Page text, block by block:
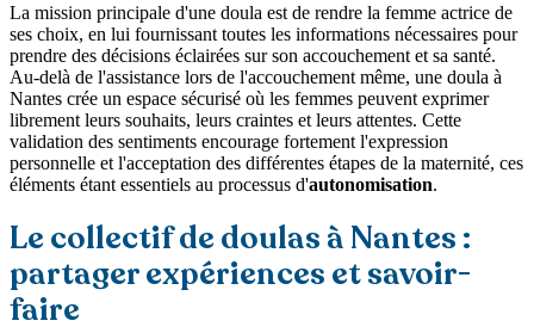
La mission principale d'une doula est de rendre la femme actrice de
ses choix, en lui fournissant toutes les informations nécessaires pour
prendre des décisions éclairées sur son accouchement et sa santé.
Au-delà de l'assistance lors de l'accouchement même, une doula à
Nantes crée un espace sécurisé où les femmes peuvent exprimer
librement leurs souhaits, leurs craintes et leurs attentes. Cette
validation des sentiments encourage fortement l'expression
personnelle et l'acceptation des différentes étapes de la maternité, ces
éléments étant essentiels au processus d'autonomisation.
Le collectif de doulas à Nantes :
partager expériences et savoir-
faire